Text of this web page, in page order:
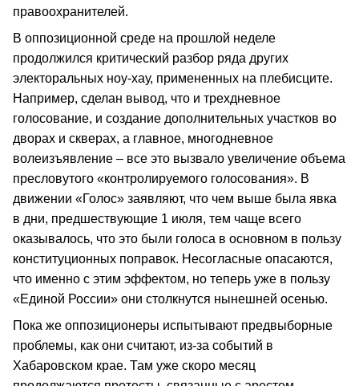
правоохранителей.
В оппозиционной среде на прошлой неделе
продолжился критический разбор ряда других
электоральных ноу-хау, примененных на плебисците.
Например, сделан вывод, что и трехдневное
голосование, и создание дополнительных участков во
дворах и скверах, а главное, многодневное
волеизъявление – все это вызвало увеличение объема
пресловутого «контролируемого голосования». В
движении «Голос» заявляют, что чем выше была явка
в дни, предшествующие 1 июля, тем чаще всего
оказывалось, что это были голоса в основном в пользу
конституционных поправок. Несогласные опасаются,
что именно с этим эффектом, но теперь уже в пользу
«Единой России» они столкнутся нынешней осенью.
Пока же оппозиционеры испытывают предвыборные
проблемы, как они считают, из-за событий в
Хабаровском крае. Там уже скоро месяц